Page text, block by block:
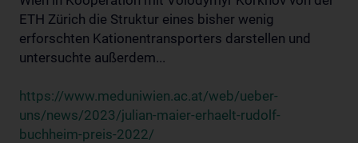
ETH Zürich die Struktur eines bisher wenig
erforschten Kationentransporters darstellen und
untersuchte außerdem...
https://www.meduniwien.ac.at/web/ueber-
uns/news/2023/julian-maier-erhaelt-rudolf-
buchheim-preis-2022/